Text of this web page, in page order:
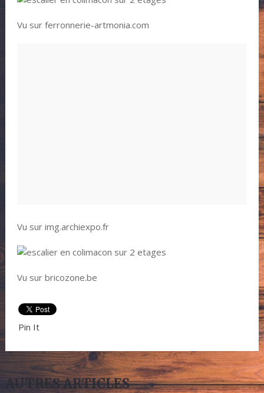
Vu sur ferronnerie-artmonia.com
Vu sur img.archiexpo.fr
Vu sur bricozone.be
Pin It
AUTRES ARTICLES